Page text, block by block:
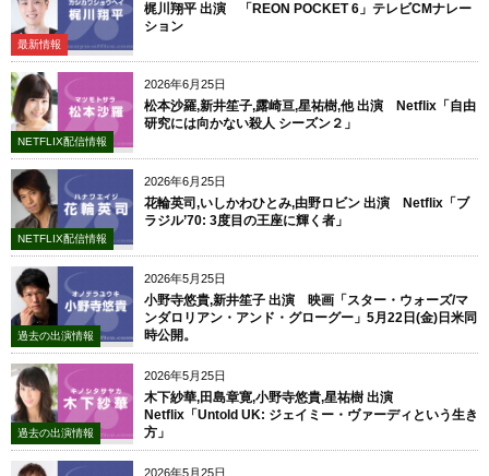
最新情報
梶川翔平 出演 「REON POCKET 6」テレビCMナレー
ション
2026年6月25日
NETFLIX配信情報
松本沙羅,新井笙子,露崎亘,星祐樹,他 出演 Netflix「自由
研究には向かない殺人 シーズン２」
2026年6月25日
NETFLIX配信情報
花輪英司,いしかわひとみ,由野ロビン 出演 Netflix「ブ
ラジル’70: 3度目の王座に輝く者」
2026年5月25日
過去の出演情報
小野寺悠貴,新井笙子 出演 映画「スター・ウォーズ/マ
ンダロリアン・アンド・グローグー」5月22日(金)日米同
時公開。
2026年5月25日
過去の出演情報
木下紗華,田島章寛,小野寺悠貴,星祐樹 出演
Netflix「Untold UK: ジェイミー・ヴァーディという生き
方」
2026年5月25日